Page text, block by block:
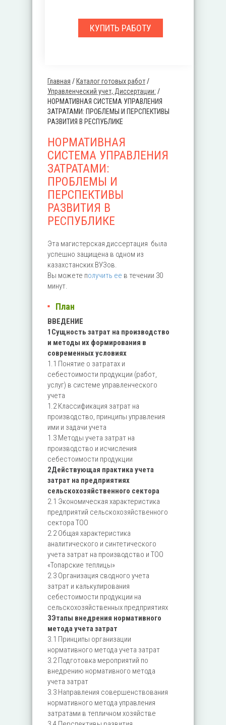
Вы здесь
Главная / Каталог готовых работ/
Управленческий учет, Диссертации: /
НОРМАТИВНАЯ СИСТЕМА УПРАВЛЕНИЯ
ЗАТРАТАМИ: ПРОБЛЕМЫ И ПЕРСПЕКТИВЫ
РАЗВИТИЯ В РЕСПУБЛИКЕ
НОРМАТИВНАЯ
СИСТЕМА УПРАВЛЕНИЯ
ЗАТРАТАМИ:
ПРОБЛЕМЫ И
ПЕРСПЕКТИВЫ
РАЗВИТИЯ В
РЕСПУБЛИКЕ
Эта магистерская диссертация была
успешно защищена в одном из
казахстанских ВУЗов.
Вы можете получить ее в течении 30
минут.
План
ВВЕДЕНИЕ
1Сущность затрат на производство
и методы их формирования в
современных условиях
1.1 Понятие о затратах и
себестоимости продукции (работ,
услуг) в системе управленческого
учета
1.2 Классификация затрат на
производство, принципы управления
ими и задачи учета
1.3 Методы учета затрат на
производство и исчисления
себестоимости продукции
2Действующая практика учета
затрат на предприятиях
сельскохозяйственного сектора
2.1 Экономическая характеристика
предприятий сельскохозяйственного
сектора ТОО
2.2 Общая характеристика
аналитического и синтетического
учета затрат на производство и ТОО
«Топарские теплицы»
2.3 Организация сводного учета
затрат и калькулирования
себестоимости продукции на
сельскохозяйственных предприятиях
3Этапы внедрения нормативного
метода учета затрат
3.1 Принципы организации
нормативного метода учета затрат
3.2 Подготовка мероприятий по
внедрению нормативного метода
учета затрат
3.3 Направления совершенствования
нормативного метода управления
затратами в тепличном хозяйстве
КУПИТЬ РАБОТУ